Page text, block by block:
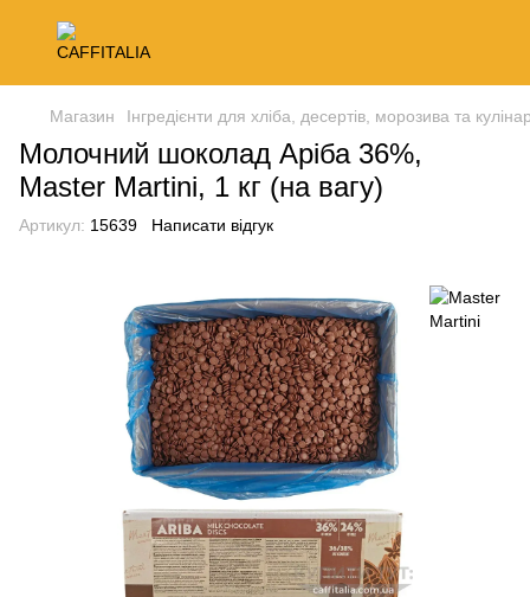
Магазин Інгредієнти для хліба, десертів, морозива та
Молочний шоколад Аріба 36%,
Master Martini, 1 кг (на вагу)
Артикул: 15639 Написати відгук